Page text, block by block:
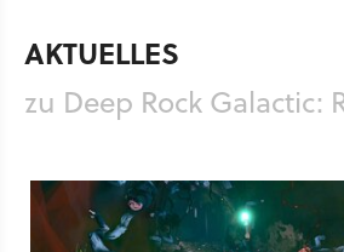
Ghost Ship Games
AKTUELLES
zu Deep Rock Galactic: